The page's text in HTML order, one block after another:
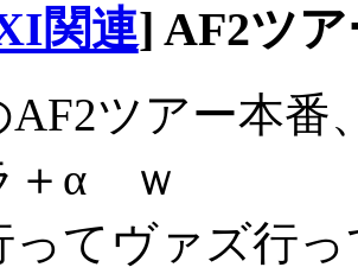
関連] AF2ツア
AF2ツアー本
＋α ｗ
ってヴァズ行